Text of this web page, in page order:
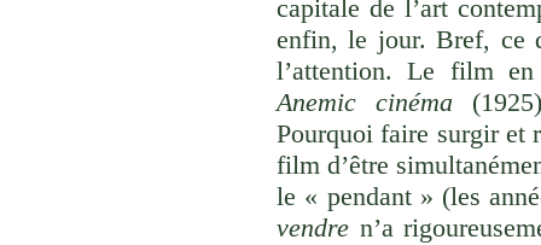
capitale de l’art
enfin, le jour. Bref, ce
l’attention. Le film en
Anemic cinéma
Pourquoi faire surgir et
film d’être
le « pendant » (les
vendre n’a